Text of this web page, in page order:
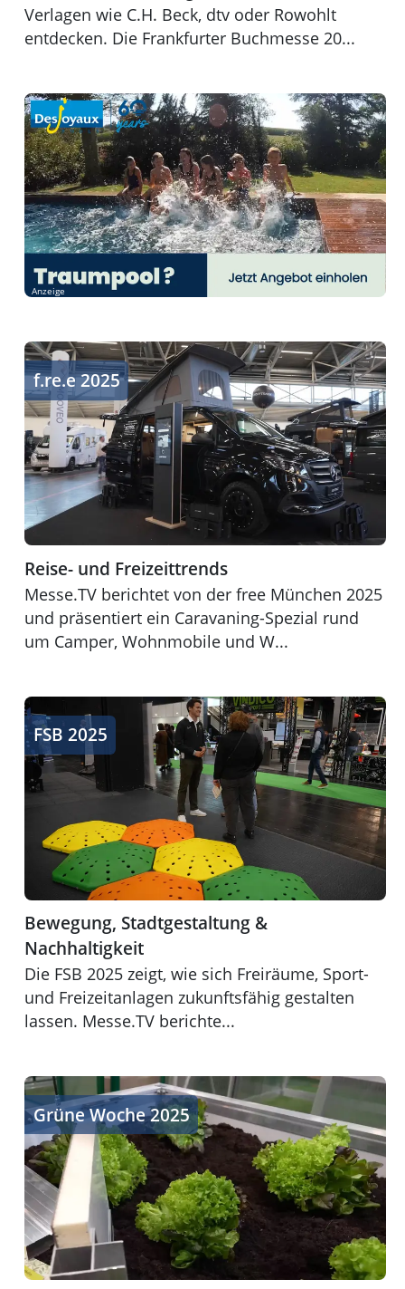
Verlagen wie C.H. Beck, dtv oder Rowohlt
entdecken. Die Frankfurter Buchmesse 20...
Anzeige
Reise- und Freizeittrends
f.re.e 2025
Reise- und Freizeittrends
Messe.TV berichtet von der free München 2025
und präsentiert ein Caravaning-Spezial rund
um Camper, Wohnmobile und W...
Bewegung, Stadtgestaltung & Nachhaltigkeit
FSB 2025
Bewegung, Stadtgestaltung &
Nachhaltigkeit
Die FSB 2025 zeigt, wie sich Freiräume, Sport-
und Freizeitanlagen zukunftsfähig gestalten
lassen. Messe.TV berichte...
Garten und Haus im Blick
Grüne Woche 2025